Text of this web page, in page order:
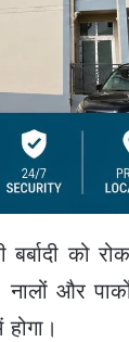
को
और